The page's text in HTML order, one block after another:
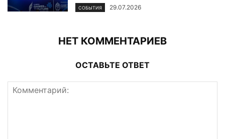
СОБЫТИЯ 29.07.2026
НЕТ КОММЕНТАРИЕВ
ОСТАВЬТЕ ОТВЕТ